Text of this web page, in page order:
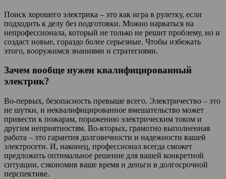
Поиск хорошего электрика – это как игра в рулетку, если
подходить к делу без подготовки. Можно нарваться на
непрофессионала, который не только не решит проблему, но и
создаст новые, гораздо более серьезные. Чтобы избежать
этого, вооружимся знаниями и стратегиями.
Зачем вообще нужен квалифицированный
электрик?
Во-первых, безопасность превыше всего. Электричество – это
не шутки, и неквалифицированное вмешательство может
привести к пожарам, поражению электрическим током и
другим неприятностям. Во-вторых, грамотно выполненная
работа – это гарантия долговечности и надежности вашей
электросети. И, наконец, профессионал всегда сможет
предложить оптимальное решение для вашей конкретной
ситуации, сэкономив ваше время и деньги в долгосрочной
перспективе.